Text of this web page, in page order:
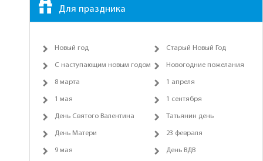
Для праздника
Новый год Старый Новый Год
С наступающим новым годом Новогодние пожелания
8 марта 1 апреля
1 мая 1 сентября
День Святого Валентина Татьянин день
День Матери 23 февраля
9 мая День ВДВ